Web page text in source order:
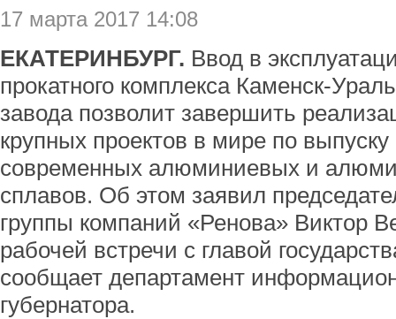
17 марта 2017 14:08
ЕКАТЕРИНБУРГ. Ввод в
прокатного комплекса Каменск-
завода позволит завершить
крупных проектов в мире по
современных алюминиевых и
сплавов. Об этом заявил
группы компаний «Ренова» Виктор
рабочей встречи с главой
сообщает департамент
губернатора.